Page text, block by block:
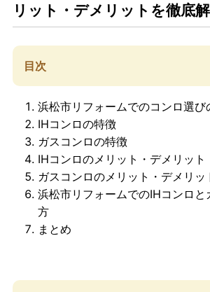
リット・デメリットを徹底
目次
浜松市リフォームでのコンロ選び
IHコンロの特徴
ガスコンロの特徴
IHコンロのメリット・デメリット
ガスコンロのメリット・デメリッ
浜松市リフォームでのIHコンロ
方
まとめ